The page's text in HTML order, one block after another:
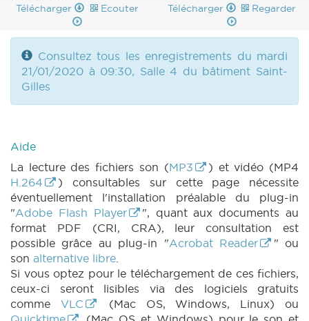
Télécharger Ecouter Télécharger Regarder
Consultez tous les enregistrements du mardi
21/01/2020 à 09:30, Salle 4 du bâtiment Saint-
Gilles
Aide
La lecture des fichiers son (MP3
) et vidéo (MP4
H.264
) consultables sur cette page nécessite
éventuellement l'installation préalable du plug-in
"Adobe Flash Player
", quant aux documents au
format PDF (CRI, CRA), leur consultation est
possible grâce au plug-in "Acrobat Reader
" ou
son alternative libre.
Si vous optez pour le téléchargement de ces fichiers,
ceux-ci seront lisibles via des logiciels gratuits
comme VLC
(Mac OS, Windows, Linux) ou